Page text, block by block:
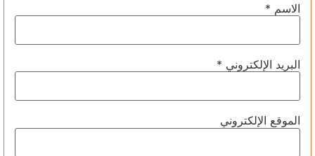
الاسم *
البريد الإلكتروني *
الموقع الإلكتروني